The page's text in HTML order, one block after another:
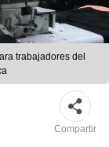
trabajadores del
Compartir